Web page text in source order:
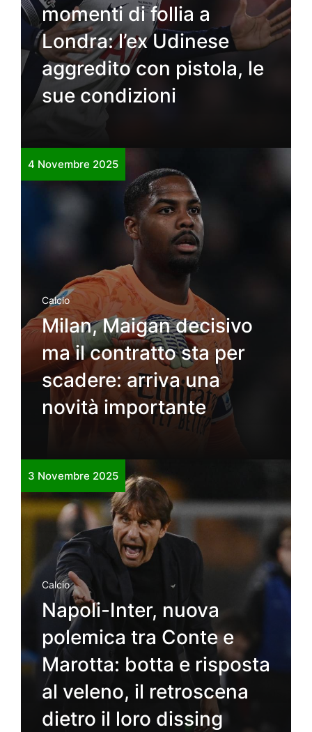
momenti di follia a
Londra: l’ex Udinese
aggredito con pistola, le
sue condizioni
4 Novembre 2025
Calcio
Milan, Maigan decisivo
ma il contratto sta per
scadere: arriva una
novità importante
3 Novembre 2025
Calcio
Napoli-Inter, nuova
polemica tra Conte e
Marotta: botta e risposta
al veleno, il retroscena
dietro il loro dissing